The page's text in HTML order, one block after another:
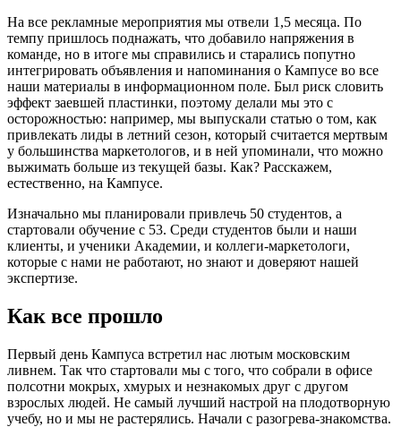
На все рекламные мероприятия мы отвели 1,5 месяца. По
темпу пришлось поднажать, что добавило напряжения в
команде, но в итоге мы справились и старались попутно
интегрировать объявления и напоминания о Кампусе во все
наши материалы в информационном поле. Был риск словить
эффект заевшей пластинки, поэтому делали мы это с
осторожностью: например, мы выпускали статью о том, как
привлекать лиды в летний сезон, который считается мертвым
у большинства маркетологов, и в ней упоминали, что можно
выжимать больше из текущей базы. Как? Расскажем,
естественно, на Кампусе.
Изначально мы планировали привлечь 50 студентов, а
стартовали обучение с 53. Среди студентов были и наши
клиенты, и ученики Академии, и коллеги-маркетологи,
которые с нами не работают, но знают и доверяют нашей
экспертизе.
Как все прошло
Первый день Кампуса встретил нас лютым московским
ливнем. Так что стартовали мы с того, что собрали в офисе
полсотни мокрых, хмурых и незнакомых друг с другом
взрослых людей. Не самый лучший настрой на плодотворную
учебу, но и мы не растерялись. Начали с разогрева-знакомства.